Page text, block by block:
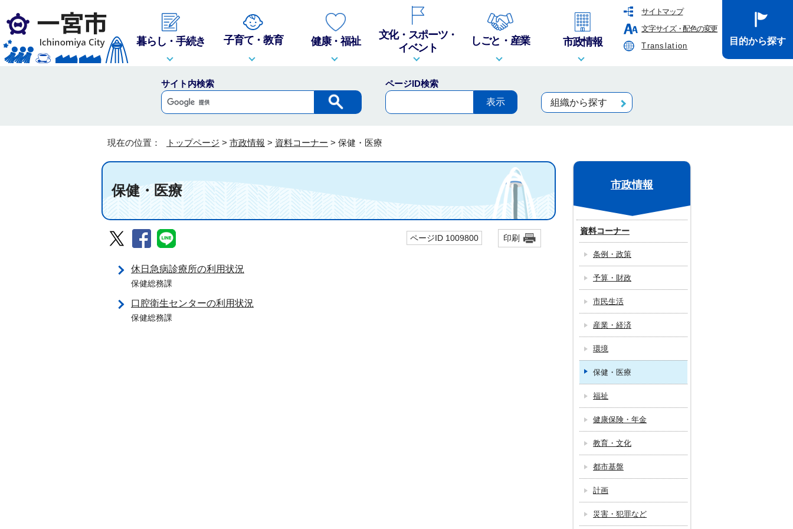
サイトマップ
文字サイズ・配色の変更
Translation
暮らし・手続き 子育て・教育 健康・福祉
文化・スポーツ・
イベント
しごと・産業 市政情報 目的から探す
サイト内検索
ページID検索
組織から探す
現在の位置： トップページ > 市政情報 > 資料コーナー > 保健・医療
保健・医療
ページID 1009800 印刷
休日急病診療所の利用状況
保健総務課
口腔衛生センターの利用状況
保健総務課
市政情報
資料コーナー
条例・政策
予算・財政
市民生活
産業・経済
環境
保健・医療
福祉
健康保険・年金
教育・文化
都市基盤
計画
災害・犯罪など